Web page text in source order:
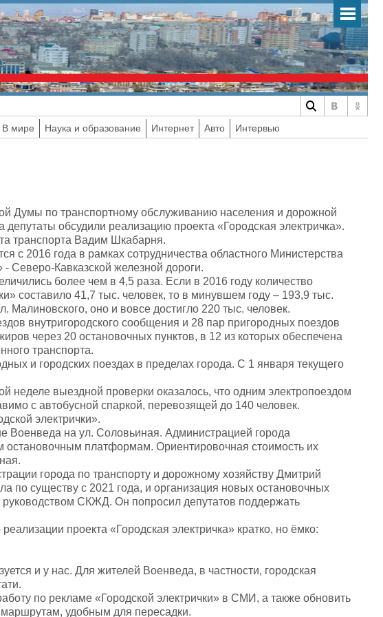
В мире Наука и образование Интернет Авто Интервью
Думы по транспортному обслуживанию населения и дорожной
обсудили реализацию проекта «Городская электричка».
транспорта Вадим Шкабарня.
с 2016 года в рамках сотрудничества областного Министерства
Кавказской железной дороги.
более чем в 4,5 раза. Если в 2016 году количество
составило 41,7 тыс. человек, то в минувшем году – 193,9 тыс.
Малиновского, оно и вовсе достигло 220 тыс. человек.
внутригородского сообщения и 28 пар пригородных поездов
через 20 остановочных пунктов, в 12 из которых обеспечена
транспорта.
и городских поездах в пределах города. С 1 января текущего
выездной проверки оказалось, что одним электропоездом
с автобусной спаркой, перевозящей до 140 человек.
электрички».
Военведа на ул. Соловьиная. Администрацией города
платформам. Ориентировочная стоимость их
города по транспорту и дорожному хозяйству Дмитрий
по существу с 2021 года, и организация новых остановочных
руководством СКЖД. Он попросил депутатов поддержать
проекта «Городская электричка» кратко, но ёмко:
и у нас. Для жителей Военведа, в частности, городская
по рекламе «Городской электрички» в СМИ, а также обновить
удобным для пересадки.